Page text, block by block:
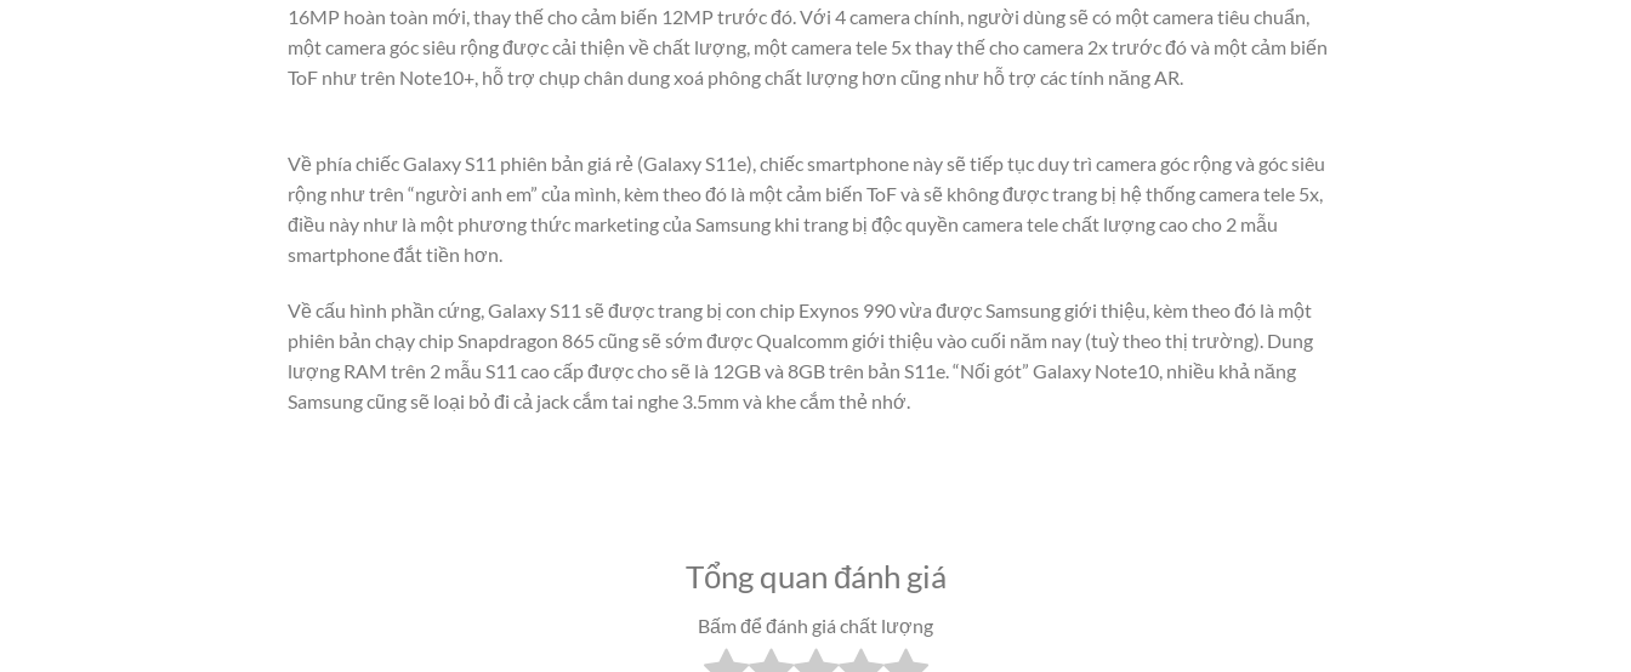
16MP hoàn toàn mới, thay thế cho cảm biến 12MP trước đó. Với 4 camera chính, người dùng sẽ có một camera tiêu chuẩn,
một camera góc siêu rộng được cải thiện về chất lượng, một camera tele 5x thay thế cho camera 2x trước đó và một cảm biến
ToF như trên Note10+, hỗ trợ chụp chân dung xoá phông chất lượng hơn cũng như hỗ trợ các tính năng AR.
Về phía chiếc Galaxy S11 phiên bản giá rẻ (Galaxy S11e), chiếc smartphone này sẽ tiếp tục duy trì camera góc rộng và góc siêu
rộng như trên “người anh em” của mình, kèm theo đó là một cảm biến ToF và sẽ không được trang bị hệ thống camera tele 5x,
điều này như là một phương thức marketing của Samsung khi trang bị độc quyền camera tele chất lượng cao cho 2 mẫu
smartphone đắt tiền hơn.
Về cấu hình phần cứng, Galaxy S11 sẽ được trang bị con chip Exynos 990 vừa được Samsung giới thiệu, kèm theo đó là một
phiên bản chạy chip Snapdragon 865 cũng sẽ sớm được Qualcomm giới thiệu vào cuối năm nay (tuỳ theo thị trường). Dung
lượng RAM trên 2 mẫu S11 cao cấp được cho sẽ là 12GB và 8GB trên bản S11e. “Nối gót” Galaxy Note10, nhiều khả năng
Samsung cũng sẽ loại bỏ đi cả jack cắm tai nghe 3.5mm và khe cắm thẻ nhớ.
Tổng quan đánh giá
Bấm để đánh giá chất lượng